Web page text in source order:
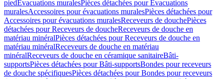
piedEvacuations muralesPièces détachées pour Evacuations
muralesAccessoires pour évacuations muralesPièces détachées pour
Accessoires pour évacuations muralesReceveurs de douchePièces
détachées pour Receveurs de doucheReceveurs de douche en
matériau minéralPièces détachées pour Receveurs de douche en
matériau minéralReceveurs de douche en matériau
minéralReceveurs de douche en céramique sanitaireBâti-
supportsPièces détachées pour Bâti-supportsBondes pour receveurs
de douche spécifiquesPièces détachées pour Bondes pour receveurs